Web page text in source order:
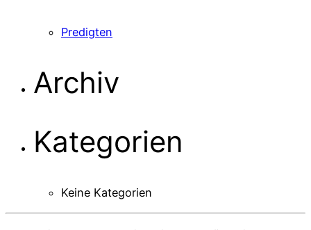
Predigten
Archiv
Kategorien
Keine Kategorien